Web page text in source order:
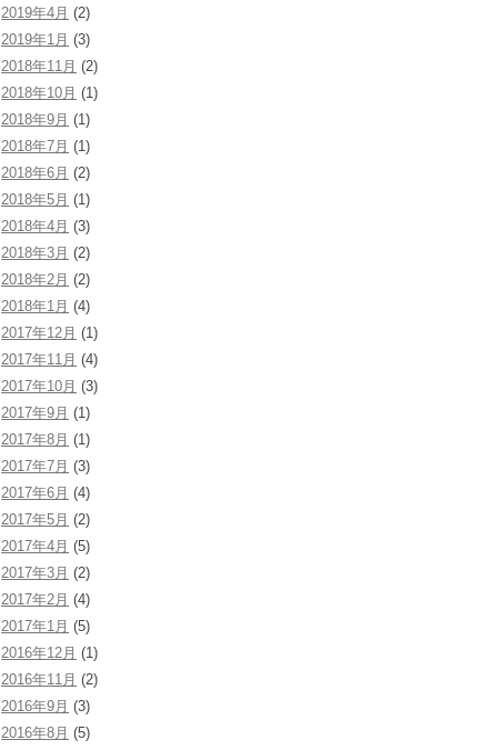
2019年4月 (2)
2019年1月 (3)
2018年11月 (2)
2018年10月 (1)
2018年9月 (1)
2018年7月 (1)
2018年6月 (2)
2018年5月 (1)
2018年4月 (3)
2018年3月 (2)
2018年2月 (2)
2018年1月 (4)
2017年12月 (1)
2017年11月 (4)
2017年10月 (3)
2017年9月 (1)
2017年8月 (1)
2017年7月 (3)
2017年6月 (4)
2017年5月 (2)
2017年4月 (5)
2017年3月 (2)
2017年2月 (4)
2017年1月 (5)
2016年12月 (1)
2016年11月 (2)
2016年9月 (3)
2016年8月 (5)